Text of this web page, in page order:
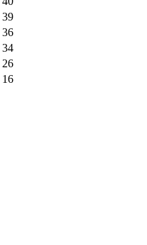
39
36
34
26
16